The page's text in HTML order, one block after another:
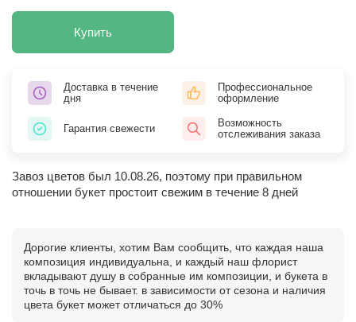
Купить
Доставка в течение
дня
Профессиональное
оформление
Гарантия свежести
Возможность
отслеживания заказа
Завоз цветов был 10.08.26, поэтому при правильном
отношении букет простоит свежим в течение 8 дней
Дорогие клиенты, хотим Вам сообщить, что каждая наша
композиция индивидуальна, и каждый наш флорист
вкладывают душу в собранные им композиции, и букета в
точь в точь не бывает. в зависимости от сезона и наличия
цвета букет может отличаться до 30%